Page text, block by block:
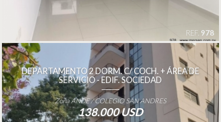
REF. 978
DEPARTAMENTO 2 DORM. C/ COCH. + ÁREA DE
SERVICIO - EDIF. SOCIEDAD
Zona ANDE / COLEGIO SAN ANDRES
138.000 USD